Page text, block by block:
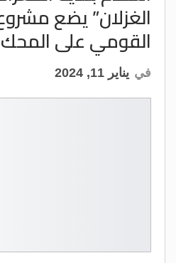
الغزلان” يضع
القومي على المحك
في يناير 11, 2024